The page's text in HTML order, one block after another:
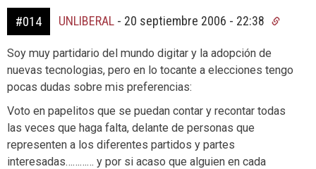
#014 UNLIBERAL - 20 septiembre 2006 - 22:38
Soy muy partidario del mundo digitar y la adopción de
nuevas tecnologias, pero en lo tocante a elecciones tengo
pocas dudas sobre mis preferencias:
Voto en papelitos que se puedan contar y recontar todas
las veces que haga falta, delante de personas que
representen a los diferentes partidos y partes
interesadas………… y por si acaso que alguien en cada